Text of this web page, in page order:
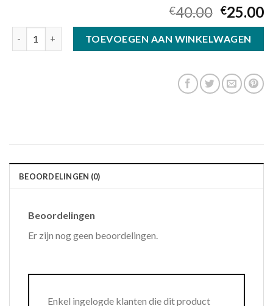
€40.00 €25.00
TOEVOEGEN AAN WINKELWAGEN
BEOORDELINGEN (0)
Beoordelingen
Er zijn nog geen beoordelingen.
Enkel ingelogde klanten die dit product